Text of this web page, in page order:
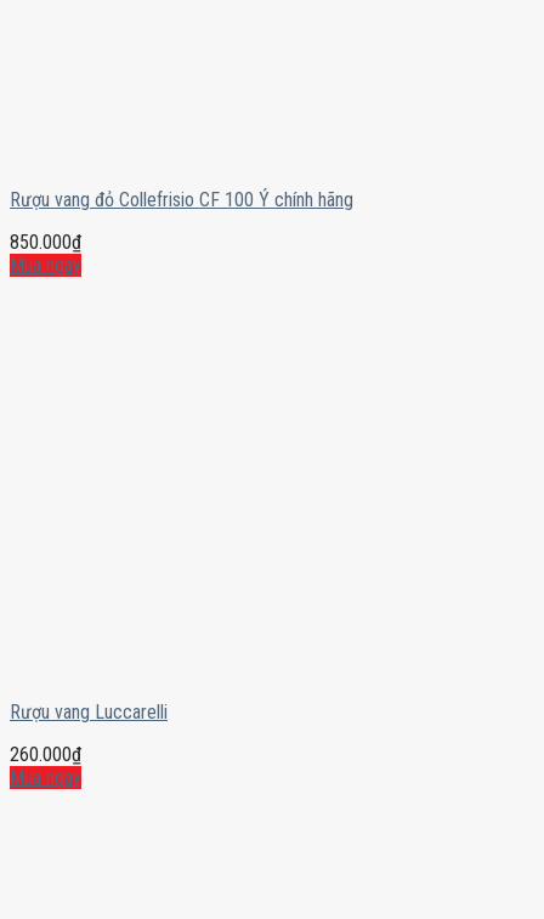
Rượu vang đỏ Collefrisio CF 100 Ý chính hãng
850.000₫
Mua ngay
Rượu vang Luccarelli
260.000₫
Mua ngay